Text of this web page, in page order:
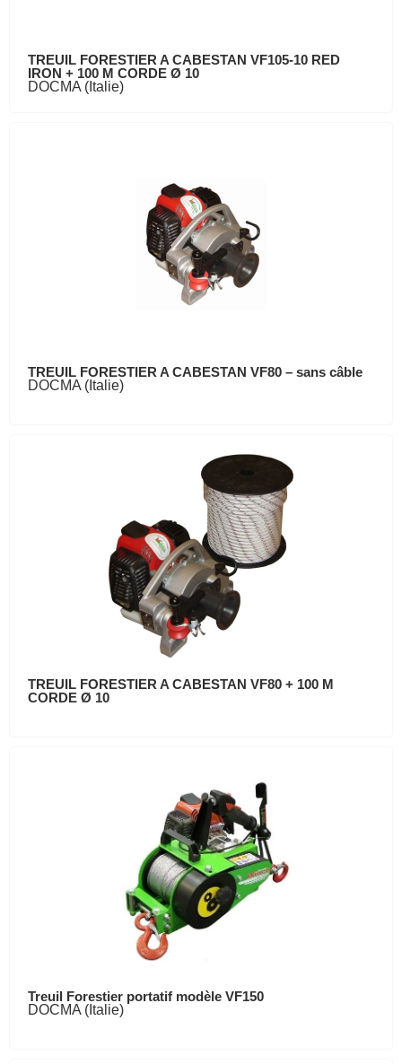
TREUIL FORESTIER A CABESTAN VF105-10 RED
IRON + 100 M CORDE Ø 10
DOCMA (Italie)
TREUIL FORESTIER A CABESTAN VF80 – sans câble
DOCMA (Italie)
TREUIL FORESTIER A CABESTAN VF80 + 100 M
CORDE Ø 10
Treuil Forestier portatif modèle VF150
DOCMA (Italie)